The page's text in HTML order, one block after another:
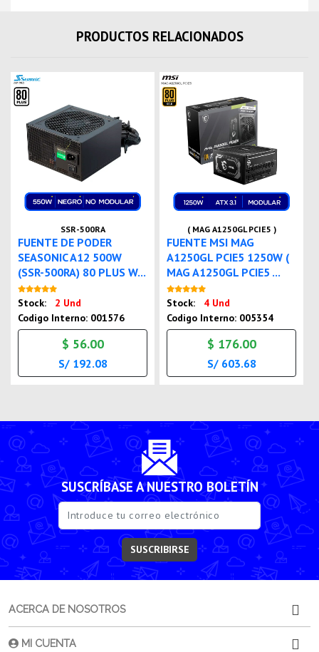
PRODUCTOS RELACIONADOS
SSR-500RA
FUENTE DE PODER
SEASONIC A12 500W
(SSR-500RA) 80 PLUS W...
Stock:
2 Und
Codigo Interno: 001576
$ 56.00
S/ 192.08
( MAG A1250GL PCIE5 )
FUENTE MSI MAG
A1250GL PCIE5 1250W (
MAG A1250GL PCIE5 ...
Stock:
4 Und
Codigo Interno: 005354
$ 176.00
S/ 603.68
SUSCRÍBASE A NUESTRO BOLETÍN
SUSCRIBIRSE
ACERCA DE NOSOTROS
MI CUENTA